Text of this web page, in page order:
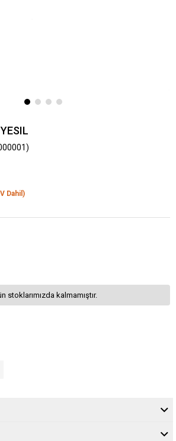
Dahil)
stoklarımızda kalmamıştır.